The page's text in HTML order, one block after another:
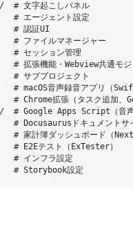
文字起こしパネル
エージェント設定
# 認証UI
ファイルマネージャー
セッション管理
張機能・Webview共通モジ
ブプロジェクト
macOS音声録音アプリ（
Chrome拡張（タスク追加、
# Google Apps Script（音声
ドキュメントサ
家計簿ダッシュボード（
テスト（ExTester）
ンフラ設定